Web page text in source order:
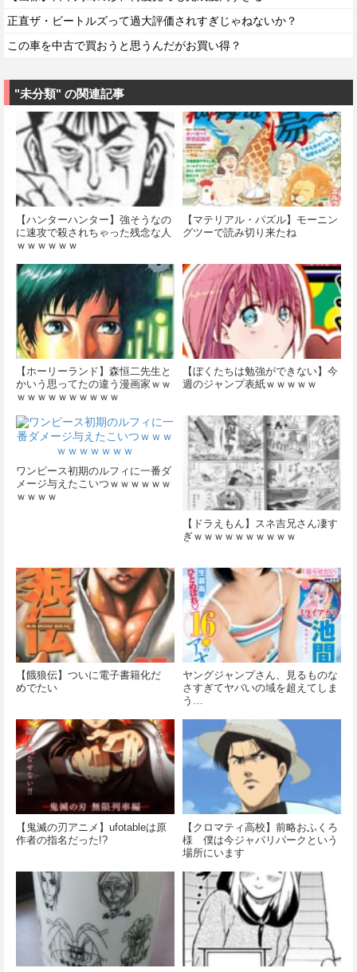
正直ザ・ビートルズって過大評価されすぎじゃねないか？
この車を中古で買おうと思うんだがお買い得？
"未分類" の関連記事
【ハンターハンター】強そうなの
に速攻で殺されちゃった残念な人
ｗｗｗｗｗｗ
【マテリアル・パズル】モーニン
グツーで読み切り来たね
【ホーリーランド】森恒二先生と
かいう思ってたの違う漫画家ｗｗ
ｗｗｗｗｗｗｗｗｗｗ
【ぼくたちは勉強ができない】今
週のジャンプ表紙ｗｗｗｗｗ
ワンピース初期のルフィに一番ダ
メージ与えたこいつｗｗｗｗｗｗ
ｗｗｗｗ
【ドラえもん】スネ吉兄さん凄す
ぎｗｗｗｗｗｗｗｗｗｗ
【餓狼伝】ついに電子書籍化だ
めでたい
ヤングジャンプさん、見るものな
さすぎてヤバいの域を超えてしま
う…
【鬼滅の刃アニメ】ufotableは原
作者の指名だった!?
【クロマティ高校】前略おふくろ
様 僕は今ジャパリパークという
場所にいます